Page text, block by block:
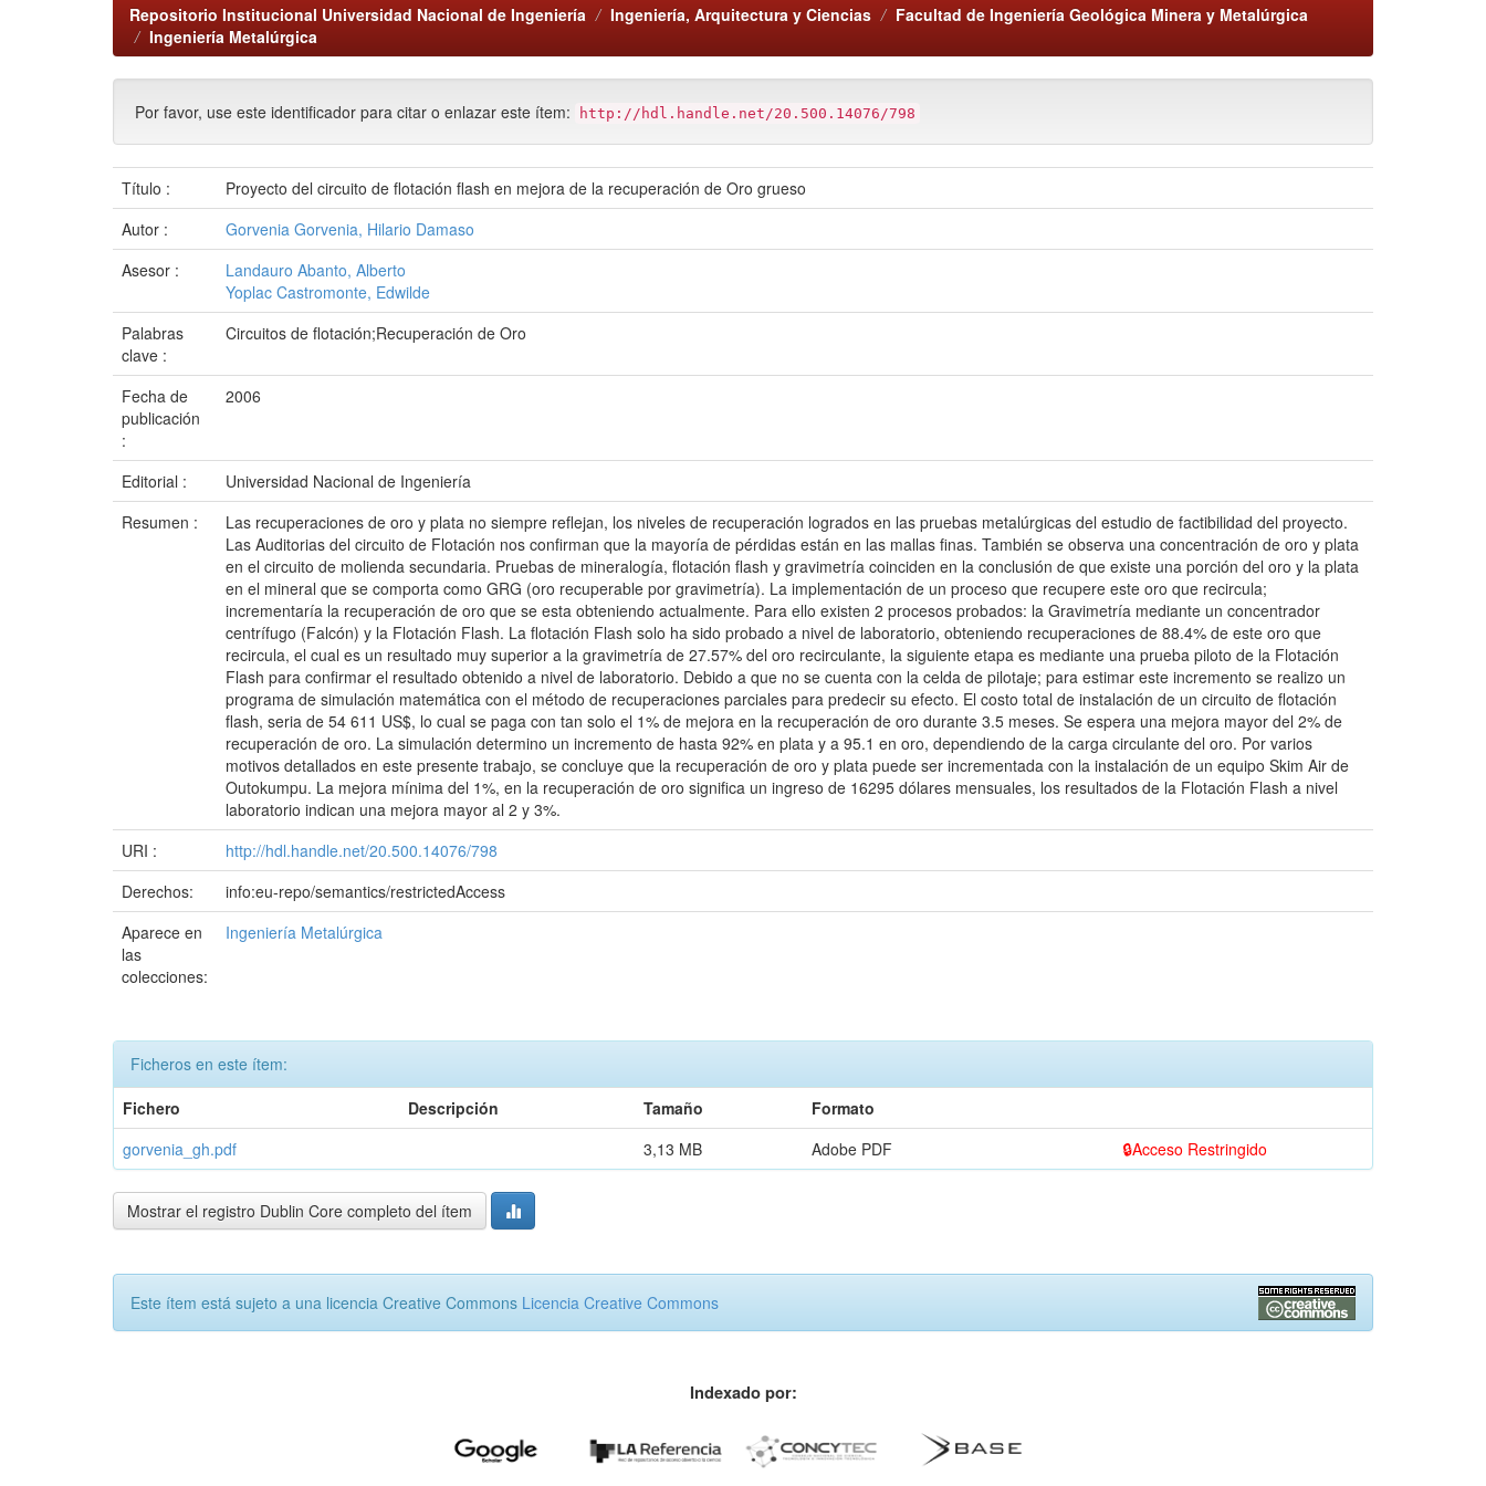
Repositorio Institucional Universidad Nacional de Ingeniería Ingeniería, Arquitectura y Ciencias
Facultad de Ingeniería Geológica Minera y Metalúrgica
Ingeniería Metalúrgica
Por favor, use este identificador para citar o enlazar este ítem: http://hdl.handle.net/20.500.14076/798
Título :
Proyecto del circuito de flotación flash en mejora de la recuperación de Oro grueso
Autor :
Gorvenia Gorvenia, Hilario Damaso
Asesor :
Landauro Abanto, Alberto
Yoplac Castromonte, Edwilde
Palabras
clave :
Circuitos de flotación;Recuperación de Oro
Fecha de
publicación
:
2006
Editorial :
Universidad Nacional de Ingeniería
Resumen :
Las recuperaciones de oro y plata no siempre reflejan, los niveles de recuperación logrados en las pruebas metalúrgicas del estudio de factibilidad del proyecto.
Las Auditorias del circuito de Flotación nos confirman que la mayoría de pérdidas están en las mallas finas. También se observa una concentración de oro y plata
en el circuito de molienda secundaria. Pruebas de mineralogía, flotación flash y gravimetría coinciden en la conclusión de que existe una porción del oro y la plata
en el mineral que se comporta como GRG (oro recuperable por gravimetría). La implementación de un proceso que recupere este oro que recircula;
incrementaría la recuperación de oro que se esta obteniendo actualmente. Para ello existen 2 procesos probados: la Gravimetría mediante un concentrador
centrífugo (Falcón) y la Flotación Flash. La flotación Flash solo ha sido probado a nivel de laboratorio, obteniendo recuperaciones de 88.4% de este oro que
recircula, el cual es un resultado muy superior a la gravimetría de 27.57% del oro recirculante, la siguiente etapa es mediante una prueba piloto de la Flotación
Flash para confirmar el resultado obtenido a nivel de laboratorio. Debido a que no se cuenta con la celda de pilotaje; para estimar este incremento se realizo un
programa de simulación matemática con el método de recuperaciones parciales para predecir su efecto. El costo total de instalación de un circuito de flotación
flash, seria de 54 611 US$, lo cual se paga con tan solo el 1% de mejora en la recuperación de oro durante 3.5 meses. Se espera una mejora mayor del 2% de
recuperación de oro. La simulación determino un incremento de hasta 92% en plata y a 95.1 en oro, dependiendo de la carga circulante del oro. Por varios
motivos detallados en este presente trabajo, se concluye que la recuperación de oro y plata puede ser incrementada con la instalación de un equipo Skim Air de
Outokumpu. La mejora mínima del 1%, en la recuperación de oro significa un ingreso de 16295 dólares mensuales, los resultados de la Flotación Flash a nivel
laboratorio indican una mejora mayor al 2 y 3%.
URI :
http://hdl.handle.net/20.500.14076/798
Derechos:
info:eu-repo/semantics/restrictedAccess
Aparece en
las
colecciones:
Ingeniería Metalúrgica
Ficheros en este ítem:
Fichero
Descripción Tamaño
Formato
gorvenia_gh.pdf
3,13 MB Adobe PDF Acceso Restringido
Mostrar el registro Dublin Core completo del ítem
Este ítem está sujeto a una licencia Creative Commons Licencia Creative Commons
Indexado por: